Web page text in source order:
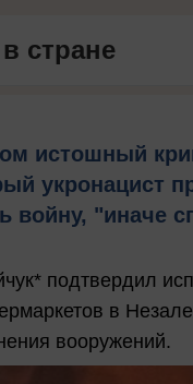
стране
истошный
укронацист
войну, "иначе
подтвердил
в
вооружений.